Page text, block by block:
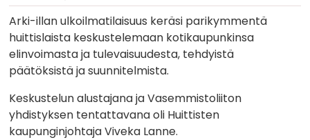
Arki-illan ulkoilmatilaisuus keräsi parikymmentä
huittislaista keskustelemaan kotikaupunkinsa
elinvoimasta ja tulevaisuudesta, tehdyistä
päätöksistä ja suunnitelmista.
Keskustelun alustajana ja Vasemmistoliiton
yhdistyksen tentattavana oli Huittisten
kaupunginjohtaja Viveka Lanne.